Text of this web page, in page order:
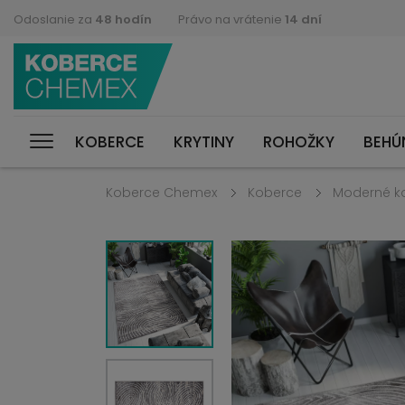
Odoslanie za 48 hodín Právo na vrátenie 14 dní
KOBERCE KRYTINY ROHOŽKY
Koberce Chemex Koberce Moderné